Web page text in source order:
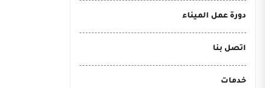
دورة عمل الميناء
اتصل بنا
خدمات